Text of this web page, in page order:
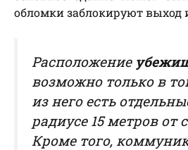
обломки заблокируют выход
Расположение
возможно только в
из него есть
радиусе 15 метров от
Кроме того,